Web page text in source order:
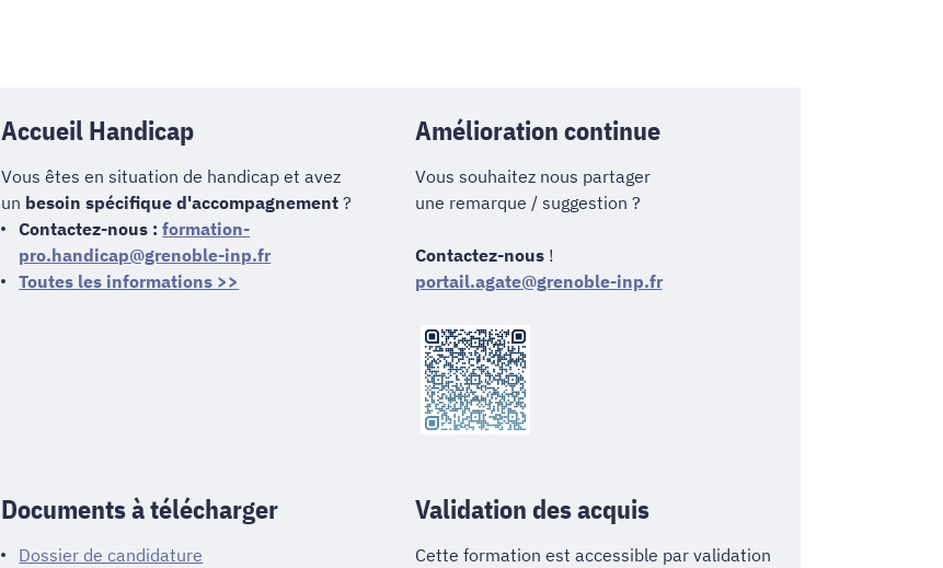
Accueil Handicap
Vous êtes en situation de handicap et avez
un besoin spécifique d'accompagnement?
Contactez-nous :formation-
pro.handicap@grenoble-inp.fr
Toutes les informations >>
Amélioration continue
Vous souhaitez nous partager
une remarque / suggestion ?
Contactez-nous!
portail.agate@grenoble-inp.fr
Documents à télécharger
Dossier de candidature
Validation des acquis
Cette formation est accessible par validation